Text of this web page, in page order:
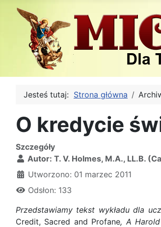
Jesteś tutaj: Strona główna
O kredycie
Szczegóły
Autor: T. V. Holmes, M.A., LL.B.
Utworzono: 01 marzec 2011
Odsłon: 133
Przedstawiamy tekst wykładu dla
Credit, Sacred and Profane, A